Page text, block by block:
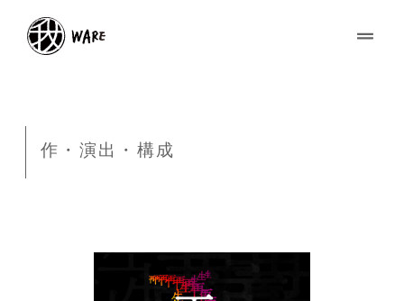
作・演出・構成